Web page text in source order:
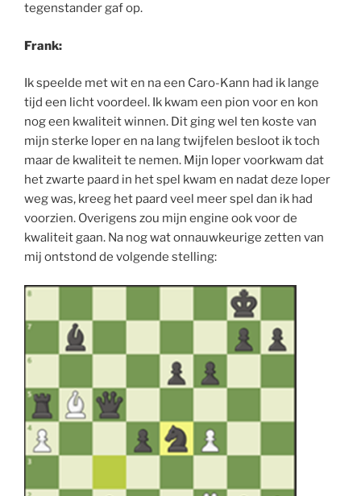
tegenstander gaf op.
Frank:
Ik speelde met wit en na een Caro-Kann had ik lange
tijd een licht voordeel. Ik kwam een pion voor en kon
nog een kwaliteit winnen. Dit ging wel ten koste van
mijn sterke loper en na lang twijfelen besloot ik toch
maar de kwaliteit te nemen. Mijn loper voorkwam dat
het zwarte paard in het spel kwam en nadat deze loper
weg was, kreeg het paard veel meer spel dan ik had
voorzien. Overigens zou mijn engine ook voor de
kwaliteit gaan. Na nog wat onnauwkeurige zetten van
mij ontstond de volgende stelling: